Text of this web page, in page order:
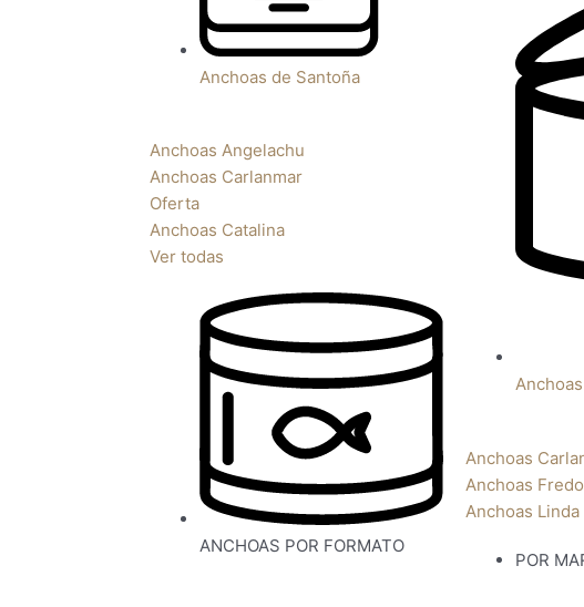
Anchoas de Santoña
Anchoas Angelachu
Anchoas Carlanmar
Oferta
Anchoas Catalina
Ver todas
ANCHOAS POR FORMATO
Anchoas
Anchoas Fredo
Anchoas Linda
POR